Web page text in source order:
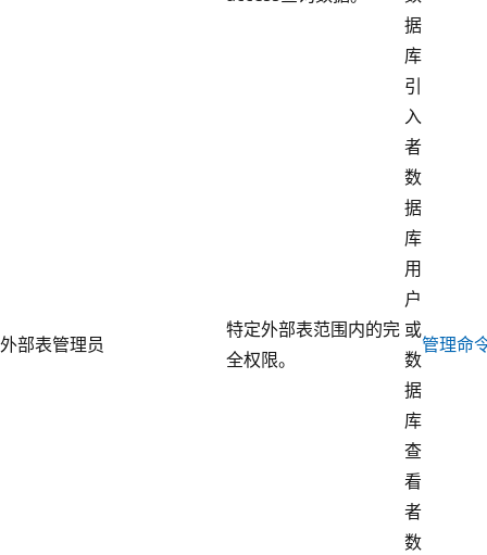
据
库
引
入
者
外部表管理员
特定外部表范围内的完
全权限。
数
据
库
用
户
或
数
据
库
查
看
者
管理命
数